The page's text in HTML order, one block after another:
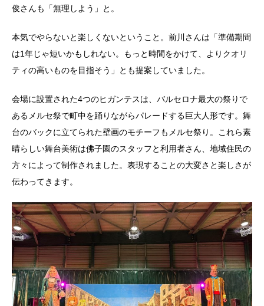
俊さんも「無理しよう」と。
本気でやらないと楽しくないということ。前川さんは「準備期間
は1年じゃ短いかもしれない。もっと時間をかけて、よりクオリ
ティの高いものを目指そう」とも提案していました。
会場に設置された4つのヒガンテスは、バルセロナ最大の祭りで
あるメルセ祭で町中を踊りながらパレードする巨大人形です。舞
台のバックに立てられた壁画のモチーフもメルセ祭り。これら素
晴らしい舞台美術は佛子園のスタッフと利用者さん、地域住民の
方々によって制作されました。表現することの大変さと楽しさが
伝わってきます。